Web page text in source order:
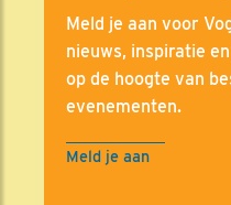
Meld je aan voor
nieuws, inspiratie
op de hoogte van
evenementen.
Meld je aan